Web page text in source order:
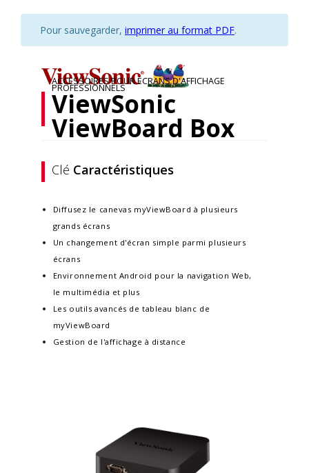
Pour sauvegarder, imprimer au format PDF.
ACCESSOIRES POUR ÉCRANS D'AFFICHAGE
PROFESSIONNELS
ViewSonic
ViewBoard Box
Clé Caractéristiques
Diffusez le canevas myViewBoard à plusieurs
grands écrans
Un changement d'écran simple parmi plusieurs
écrans
Environnement Android pour la navigation Web,
le multimédia et plus
Les outils avancés de tableau blanc de
myViewBoard
Gestion de l'affichage à distance